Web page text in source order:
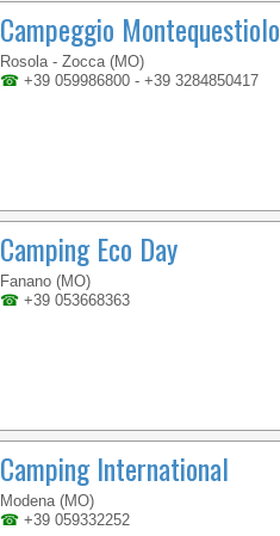
Campeggio Montequestiolo
Rosola - Zocca (MO)
☎ +39 059986800 - +39 3284850417
Camping Eco Day
Fanano (MO)
☎ +39 053668363
Camping International
Modena (MO)
☎ +39 059332252